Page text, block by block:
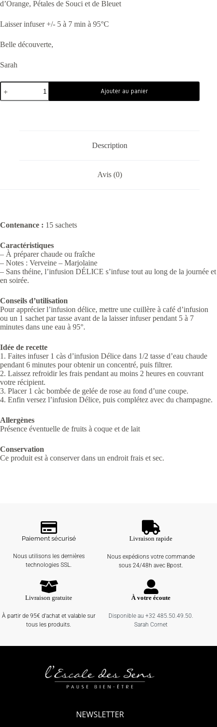
d’Orange, Pétales de Souci et de Bleuet
Laisser infuser +/- 5 à 7 min à 95°C
Belle découverte,
Sarah
Ajouter au panier
Description
Avis (0)
Contenance : 15 sachets
Caractéristiques
– À préparer chaude ou fraîche
– Notes : Verveine – Marjolaine
– Sans théine, l’infusion DÉLICE s’infuse tout au long de la journée et
en soirée.
Conseils d’utilisation
Pour apprécier l’infusion délice, mettre une cuillère à café d’infusion
ou un 1 sachet par tasse avant de la laisser infuser pendant 5 à 7
minutes dans une eau à 95°.
Idée de recette
1. Faites infuser 1 càs d’infusion Délice dans 1/2 tasse d’eau chaude
pendant 6 minutes pour obtenir un concentré, puis filtrer.
2. Laissez refroidir les frais pendant au moins 2 heures en couvrant
votre récipient.
3. Placer 1 càc bombée de gelée de rose au fond d’une coupe.
4. Enfin versez l’infusion Délice, puis complétez avec du champagne.
Allergènes
Présence éventuelle de fruits à coque et de lait
Conservation
Ce produit est à conserver dans un endroit frais et sec.
Paiement sécurisé
Nous utilisons les dernières
technologies SSL.
Livraison rapide
Nous expédions votre commande
sous 24/48h avec Bpost.
Livraison gratuite
À partir de 95€ d'achat et valable sur
tous les produits.
À votre écoute
Disponible au +32 485.50.49.50.
Sarah Cornet
NEWSLETTER